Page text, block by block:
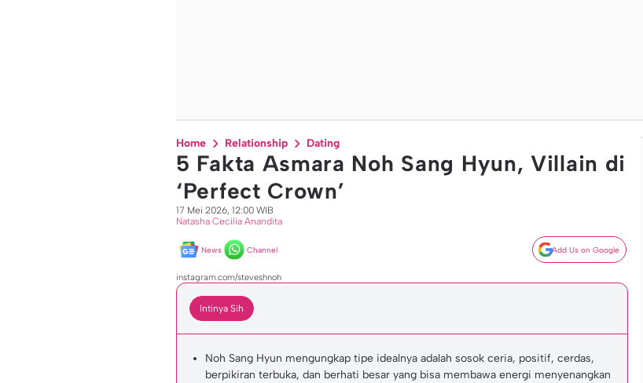
Home Relationship Dating
5 Fakta Asmara Noh Sang Hyun, Villain di
‘Perfect Crown’
17 Mei 2026, 12:00 WIB
Natasha Cecilia Anandita
News Channel Add Us on Google
instagram.com/steveshnoh
Intinya Sih
Noh Sang Hyun mengungkap tipe idealnya adalah sosok ceria, positif, cerdas,
berpikiran terbuka, dan berhati besar yang bisa membawa energi menyenangkan